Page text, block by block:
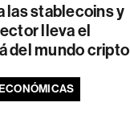
las stablecoins y
lleva el
del mundo cripto